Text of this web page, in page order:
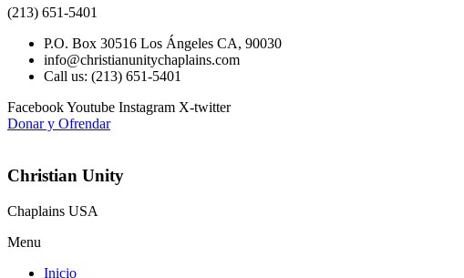
(213) 651-5401
P.O. Box 30516 Los Ángeles CA, 90030
info@christianunitychaplains.com
Call us: (213) 651-5401
FacebookYoutube Instagram X-twitter
Donar y Ofrendar
Christian Unity
Chaplains USA
Menu
Inicio